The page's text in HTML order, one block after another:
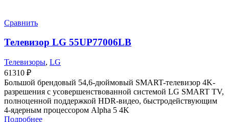
Сравнить
Телевизор LG 55UP77006LB
Телевизоры, LG
61310 ₽
Большой брендовый 54,6-дюймовый SMART-телевизор 4K-
разрешения с усовершенствованной системой LG SMART TV,
полноценной поддержкой HDR-видео, быстродействующим
4-ядерным процессором Alpha 5 4K
Подробнее